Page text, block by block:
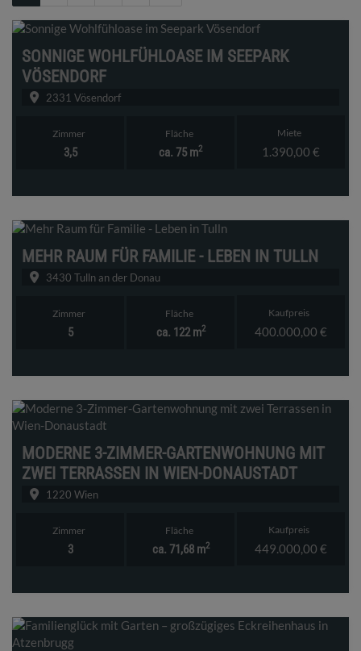
SONNIGE WOHLFÜHLOASE IM SEEPARK
VÖSENDORF
2331 Vösendorf
Zimmer
3,5
Fläche
ca. 75 m2
Miete
1.390,00 €
MEHR RAUM FÜR FAMILIE - LEBEN IN TULLN
3430 Tulln an der Donau
Zimmer
5
Fläche
ca. 122 m2
Kaufpreis
400.000,00 €
MODERNE 3-ZIMMER-GARTENWOHNUNG MIT
ZWEI TERRASSEN IN WIEN-DONAUSTADT
1220 Wien
Zimmer
3
Fläche
ca. 71,68 m2
Kaufpreis
449.000,00 €